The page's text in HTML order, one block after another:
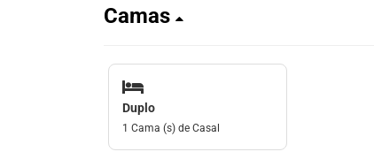
Camas
Duplo
1 Cama (s) de Casal